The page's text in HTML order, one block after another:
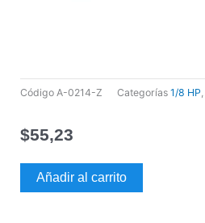
Código A-0214-Z Categorías 1/8 HP,
$55,23
COMPRESOR
GMCC
Añadir al carrito